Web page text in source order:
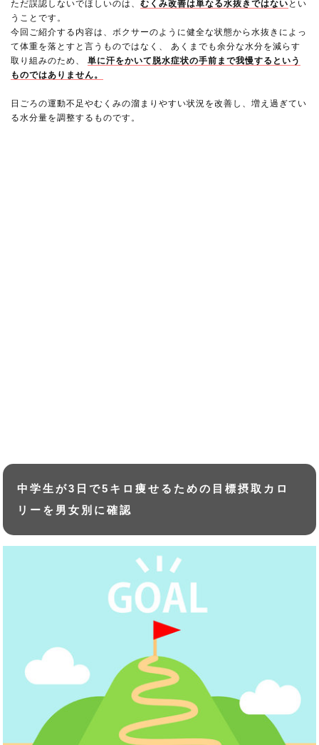
ただ誤認しないでほしいのは、むくみ改善は単なる水抜きではない とい
うことです。
今回ご紹介する内容は、ボクサーのように健全な状態から水抜きによっ
て体重を落とすと言うものではなく、 あくまでも余分な水分を減らす
取り組みのため、単に汗をかいて脱水症状の手前まで我慢するという
ものではありません。
日ごろの運動不足やむくみの溜まりやすい状況を改善し、増え過ぎてい
る水分量を調整するものです。
中学生が3日で5キロ痩せるための目標摂取カロ
リーを男女別に確認